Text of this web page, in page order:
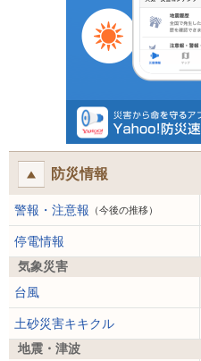
防災情報
警報・注意報 （今後の推移）
停電情報
気象災害
台風
土砂災害キキクル
地震・津波